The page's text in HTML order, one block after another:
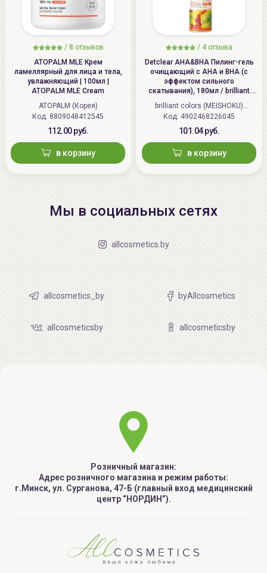
/ 8 отзывов
ATOPALM MLE Крем
ламеллярный для лица и тела,
увлажняющий | 100мл |
ATOPALM MLE Cream
ATOPALM (Корея)
Код: 8809048412545
112.00 руб.
в корзину
/ 4 отзыва
Detclear AHA&BHA Пилинг-гель
очищающий с AHA и BHA (с
эффектом сильного
скатывания), 180мл / brilliant
colors (MEISHOKU) Detclear
Bright&Peel AHA&BHA Fruits
Peeling Jelly
brilliant colors (MEISHOKU)
(Япония)
Код: 4902468226045
101.04 руб.
в корзину
Мы в социальных сетях
allcosmetics.by
allcosmetics_by byAllcosmetics
allcosmeticsby allcosmeticsby
Розничный магазин:
Адрес розничного магазина и режим работы:
г.Минск, ул. Сурганова, 47-Б (главный вход медицинский
центр “НОРДИН”).